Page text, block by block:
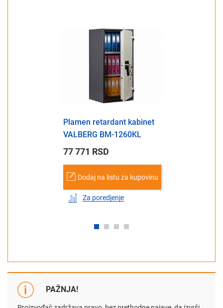
Plamen retardant kabinet
VALBERG BM-1260KL
77 771 RSD
Dodaj na listu za kupovinu
Za poredjenje
PAŽNJA!